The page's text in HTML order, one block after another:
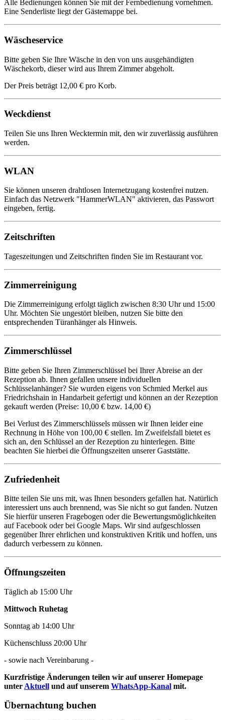
Alle Bedienungen können Sie mit der Fernbedienung vornehmen.
Eine Senderliste liegt der Gästemappe bei.
Wäscheservice
Bitte geben Sie Ihre Wäsche in den von uns ausgehändigten
Wäschekorb, dieser wird aus Ihrem Zimmer abgeholt.
Der Preis beträgt 12,00 € pro Korb.
Weckdienst
Teilen Sie uns Ihren Wecktermin mit, den wir zuverlässig ausführen
werden.
WLAN
Sie können unseren drahtlosen Internetzugang kostenfrei nutzen.
Einfach das Netzwerk "HammerWLAN" aktivieren, das Passwort
eingeben, fertig.
Zeitschriften
Tageszeitungen und Zeitschriften finden Sie im Restaurant vor.
Zimmerreinigung
Die Zimmerreinigung erfolgt täglich zwischen 8:30 Uhr und 15:00
Uhr. Möchten Sie ungestört bleiben, nutzen Sie bitte den
entsprechenden Türanhänger als Hinweis.
Zimmerschlüssel
Bitte geben Sie Ihren Zimmerschlüssel bei Ihrer Abreise an der
Rezeption ab. Ihnen gefallen unsere individuellen
Schlüsselanhänger? Sie wurden eigens von Schmied Merkel aus
Friedrichshain in Handarbeit gefertigt und können an der Rezeption
gekauft werden (Preise: 10,00 € bzw. 14,00 €)
Bei Verlust des Zimmerschlüssels müssen wir Ihnen leider eine
Rechnung in Höhe von 100,00 € stellen. Im Zweifelsfall bietet es
sich an, den Schlüssel an der Rezeption zu hinterlegen. Bitte
beachten Sie hierbei die Öffnungszeiten unserer Gaststätte.
Zufriedenheit
Bitte teilen Sie uns mit, was Ihnen besonders gefallen hat. Natürlich
interessiert uns auch brennend, was Sie nicht so gut fanden. Nutzen
Sie hierfür unseren Fragebogen oder die Bewertungsmöglichkeiten
auf Facebook oder bei Google Maps. Wir sind aufgeschlossen
gegenüber Ihrer ehrlichen und konstruktiven Kritik und hoffen, uns
dadurch verbessern zu können.
Öffnungszeiten
Täglich ab 15:00 Uhr
Mittwoch Ruhetag
Sonntag ab 14:00 Uhr
Küchenschluss 20:00 Uhr
- sowie nach Vereinbarung -
Kurzfristige Änderungen teilen wir auf unserer Homepage
unter Aktuell und auf unserem WhatsApp-Kanal mit.
Übernachtung buchen